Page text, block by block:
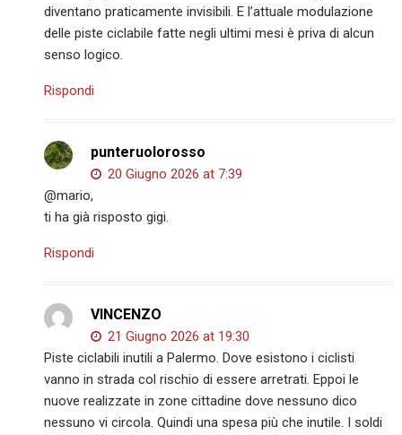
diventano praticamente invisibili. E l’attuale modulazione
delle piste ciclabile fatte negli ultimi mesi è priva di alcun
senso logico.
Rispondi
punteruolorosso
20 Giugno 2026 at 7:39
@mario,
ti ha già risposto gigi.
Rispondi
VINCENZO
21 Giugno 2026 at 19:30
Piste ciclabili inutili a Palermo. Dove esistono i ciclisti
vanno in strada col rischio di essere arretrati. Eppoi le
nuove realizzate in zone cittadine dove nessuno dico
nessuno vi circola. Quindi una spesa più che inutile. I soldi